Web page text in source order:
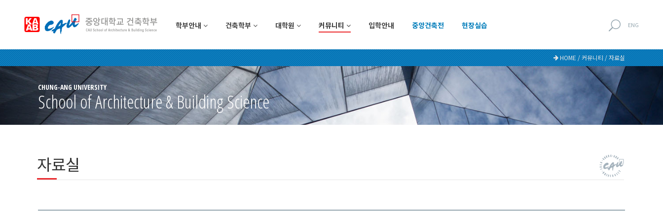
학부안내 건축학부 대학원 커뮤니티 입학안내 중앙건축전 현장실습 ENG
HOME / 커뮤니티 / 자료실
CHUNG-ANG UNIVERSITY
School of Architecture & Building Science
자료실